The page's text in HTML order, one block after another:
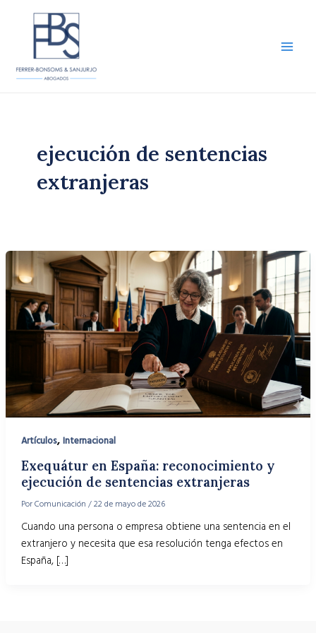
contenido
ejecución de sentencias
extranjeras
Artículos, Internacional
Exequátur en España: reconocimiento y
ejecución de sentencias extranjeras
PorComunicación /22 de mayo de 2026
Cuando una persona o empresa obtiene una sentencia en el
extranjero y necesita que esa resolución tenga efectos en
España, […]